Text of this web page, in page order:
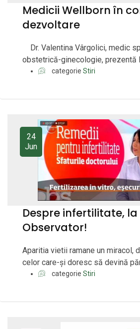
Medicii Wellborn în
dezvoltare
Dr. Valentina Vârgolici, medic
obstetrică-ginecologie,
categorie Stiri
24
Jun
Despre infertilitate, la
Observator!
Aparitia vietii ramane un miracol,
celor care-şi doresc să devină
categorie Stiri